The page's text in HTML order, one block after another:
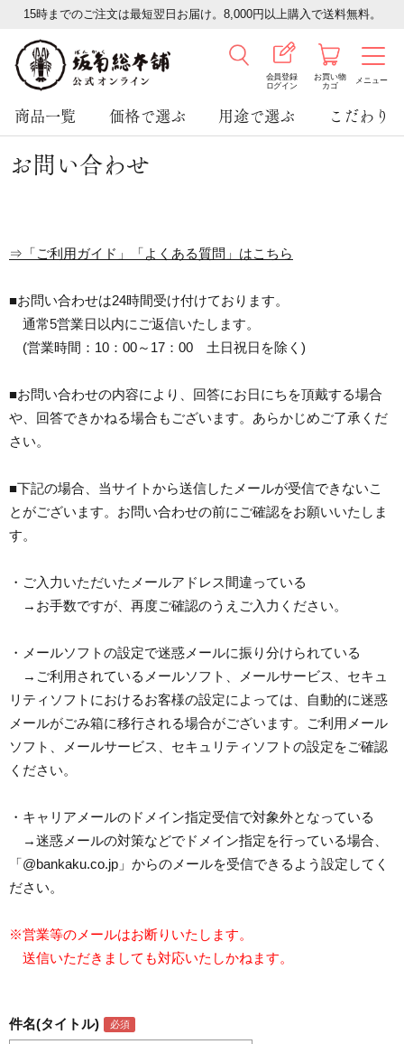
15時までのご注文は最短翌日お届け。8,000円以上購入で送料無料。
会員登録
ログイン
お買い物
カゴ
メニュー
商品一覧 価格で選ぶ 用途で選ぶ こだわり
お問い合わせ
⇒「ご利用ガイド」「よくある質問」はこちら
■お問い合わせは24時間受け付けております。
通常5営業日以内にご返信いたします。
(営業時間：10：00～17：00 土日祝日を除く)
■お問い合わせの内容により、回答にお日にちを頂戴する場合
や、回答できかねる場合もございます。あらかじめご了承くだ
さい。
■下記の場合、当サイトから送信したメールが受信できないこ
とがございます。お問い合わせの前にご確認をお願いいたしま
す。
・ご入力いただいたメールアドレス間違っている
→お手数ですが、再度ご確認のうえご入力ください。
・メールソフトの設定で迷惑メールに振り分けられている
→ご利用されているメールソフト、メールサービス、セキュ
リティソフトにおけるお客様の設定によっては、自動的に迷惑
メールがごみ箱に移行される場合がございます。ご利用メール
ソフト、メールサービス、セキュリティソフトの設定をご確認
ください。
・キャリアメールのドメイン指定受信で対象外となっている
→迷惑メールの対策などでドメイン指定を行っている場合、
「@bankaku.co.jp」からのメールを受信できるよう設定してく
ださい。
※営業等のメールはお断りいたします。
送信いただきましても対応いたしかねます。
件名(タイトル)